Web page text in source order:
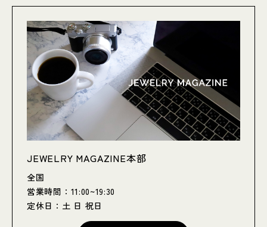
JEWELRY MAGAZINE本部
全国
営業時間：11:00~19:30
定休日：土 日 祝日